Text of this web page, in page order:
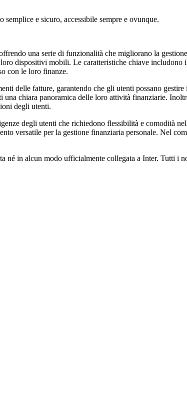
e sicuro, accessibile sempre e ovunque.
una serie di funzionalità che migliorano la
dispositivi mobili. Le caratteristiche chiave
con le loro finanze.
delle fatture, garantendo che gli utenti possano
chiara panoramica delle loro attività finanziarie.
degli utenti.
degli utenti che richiedono flessibilità e comodità
versatile per la gestione finanziaria personale. Nel
né in alcun modo ufficialmente collegata a Inter. Tutti